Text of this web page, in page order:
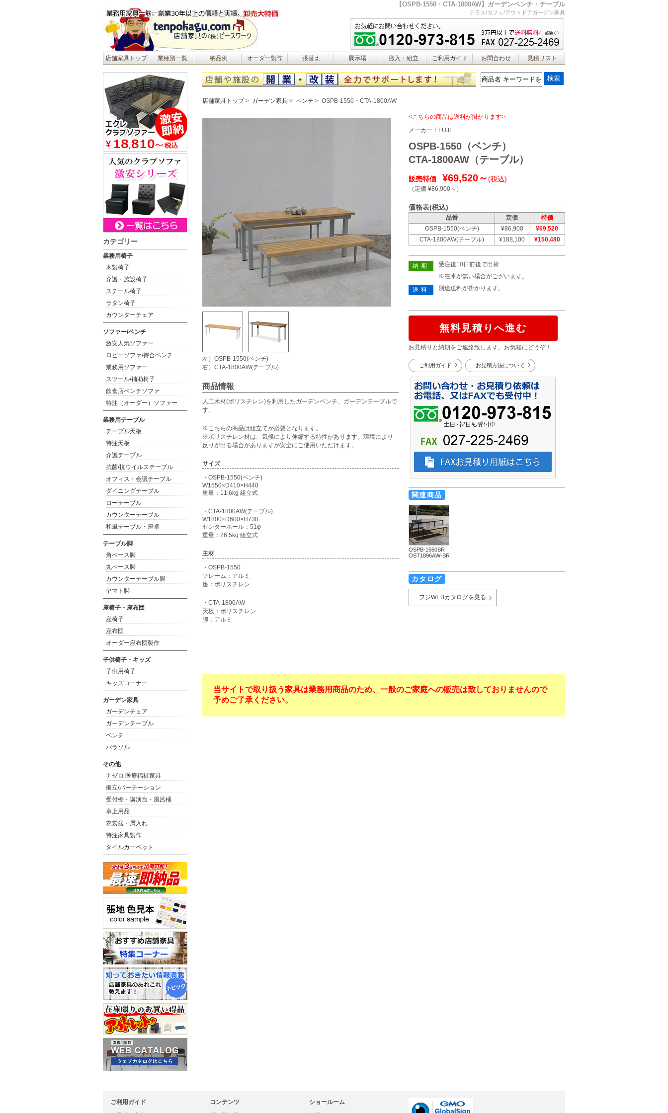
【OSPB-1550・CTA-1800AW】ガーデンベンチ・テーブル
テラス/カフェ/アウトドアガーデン家具
店舗家具トップ 業種別一覧 納品例 オーダー製作 張替え 展示場 搬入・組立 ご利用ガイド お問合わせ 見積リスト
店舗家具トップ ガーデン家具 ベンチ OSPB-1550・CTA-1800AW
左）OSPB-1550(ベンチ)
右）CTA-1800AW(テーブル)
商品情報
人工木材(ポリスチレン)を利用したガーデンベンチ、ガーデンテーブルで
す。
※こちらの商品は組立てが必要となります。
※ポリスチレン材は、気候により伸縮する特性があります。環境により
反りが出る場合がありますが安全にご使用いただけます。
サイズ
・OSPB-1550(ベンチ)
W1550×D410×H440
重量：11.6kg 組立式
・CTA-1800AW(テーブル)
W1800×D600×H730
センターホール：51φ
重量：26.5kg 組立式
主材
・OSPB-1550
フレーム：アルミ
座：ポリスチレン
・CTA-1800AW
天板：ポリスチレン
脚：アルミ
<こちらの商品は送料が掛かります>
メーカー： FUJI
OSPB-1550（ベンチ）
CTA-1800AW（テーブル）
販売特価 ¥69,520～(税込)
（定価 ¥86,900～ ）
価格表(税込)
品番 定価
特価
OSPB-1550(ベンチ)
¥86,900
¥69,520
CTA-1800AW(テーブル)
¥188,100 ¥150,480
納期
受注後10日前後で出荷
※在庫が無い場合がございます。
送料
別途送料が掛かります。
無料見積りへ進む
お見積りと納期をご連絡致します。お気軽にどうぞ！
ご利用ガイド お見積方法について
関連商品
OSPB-1550BR
OST1896AW-BR
カタログ
フジWEBカタログを見る
当サイトで取り扱う家具は業務用商品のため、一般のご家庭への販売は致しておりませんので
予めご了承ください。
カテゴリー
業務用椅子
木製椅子
介護・施設椅子
スチール椅子
ラタン椅子
カウンターチェア
ソファー/ベンチ
激安人気ソファー
ロビーソファ/待合ベンチ
業務用ソファー
スツール/補助椅子
飲食店ベンチソファ
特注（オーダー）ソファー
業務用テーブル
テーブル天板
特注天板
介護テーブル
抗菌/抗ウイルステーブル
オフィス・会議テーブル
ダイニングテーブル
ローテーブル
カウンターテーブル
和風テーブル・座卓
テーブル脚
角ベース脚
丸ベース脚
カウンターテーブル脚
ヤマト脚
座椅子・座布団
座椅子
座布団
オーダー座布団製作
子供椅子・キッズ
子供用椅子
キッズコーナー
ガーデン家具
ガーデンチェア
ガーデンテーブル
ベンチ
パラソル
その他
ナゼロ 医療福祉家具
衝立/パーテーション
受付棚・講演台・風呂桶
卓上用品
衣裳盆・屑入れ
特注家具製作
タイルカーペット
ご利用ガイド
コンテンツ
ショールーム